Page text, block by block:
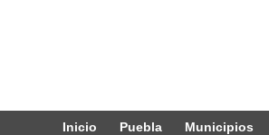
Inicio Puebla Municipios